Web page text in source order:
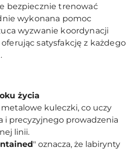
bezpiecznie trenować
wykonana pomoc
wyzwanie koordynacji
satysfakcję z każdego
życia
kuleczki, co uczy
i precyzyjnego prowadzenia
linii.
" oznacza, że labirynty